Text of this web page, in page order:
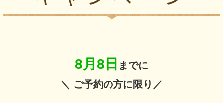
8月8日 までに
＼ ご予約の方に限り／